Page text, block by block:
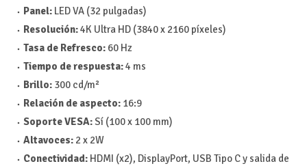
Panel: LED VA (32 pulgadas)
Resolución:4K Ultra HD (3840 x 2160 píxeles)
Tasa de Refresco: 60 Hz
Tiempo de respuesta:4 ms
Brillo: 300 cd/m²
Relación de aspecto: 16:9
Soporte VESA:Sí (100 x 100 mm)
Altavoces: 2 x 2W
Conectividad: HDMI (x2), DisplayPort, USB Tipo C y salida de